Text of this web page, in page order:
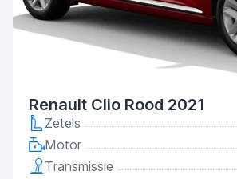
Renault Clio Rood 2021
Zetels
Motor
Transmissie